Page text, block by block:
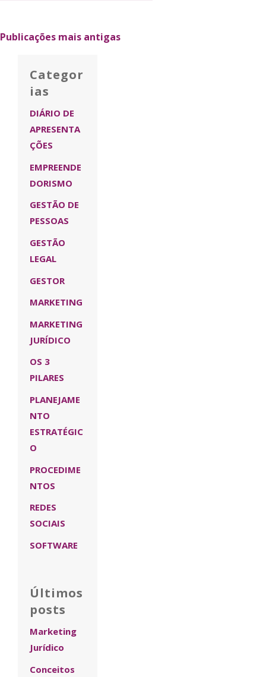
mais antigas
Categor
ias
DIÁRIO DE
APRESENTA
ÇÕES
EMPREENDE
DORISMO
GESTÃO DE
PESSOAS
GESTÃO
LEGAL
GESTOR
MARKETING
MARKETING
JURÍDICO
OS 3
PILARES
PLANEJAME
NTO
ESTRATÉGIC
O
PROCEDIME
NTOS
REDES
SOCIAIS
SOFTWARE
Últimos
posts
Marketing
Jurídico
Conceitos